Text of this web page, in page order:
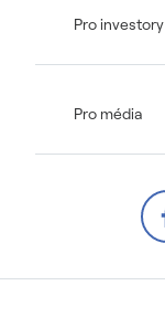
Pro investory
Pro média